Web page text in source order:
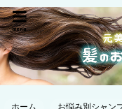
menu
ホーム お悩み別シャン